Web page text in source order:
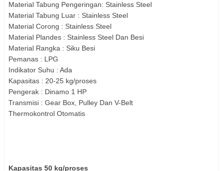
Material Tabung Pengeringan: Stainless Steel
Material Tabung Luar : Stainless Steel
Material Corong : Stainless Steel
Material Plandes : Stainless Steel Dan Besi
Material Rangka : Siku Besi
Pemanas : LPG
Indikator Suhu : Ada
Kapasitas : 20-25 kg/proses
Pengerak : Dinamo 1 HP
Transmisi : Gear Box, Pulley Dan V-Belt
Thermokontrol Otomatis
Kapasitas 50 kg/proses